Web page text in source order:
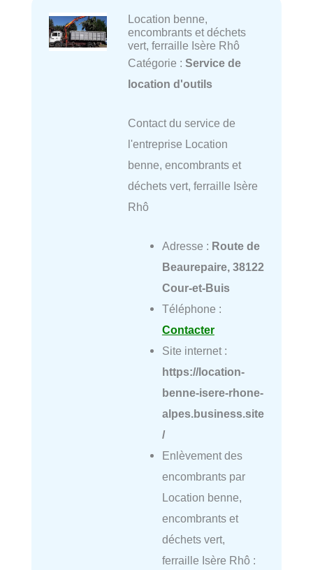
Location benne,
encombrants et déchets
vert, ferraille Isère Rhô
Catégorie : Service de
location d'outils
Contact du service de
l'entreprise Location
benne, encombrants et
déchets vert, ferraille Isère
Rhô
Adresse : Route de
Beaurepaire, 38122
Cour-et-Buis
Téléphone :
Contacter
Site internet :
https://location-
benne-isere-rhone-
alpes.business.site
/
Enlèvement des
encombrants par
Location benne,
encombrants et
déchets vert,
ferraille Isère Rhô :